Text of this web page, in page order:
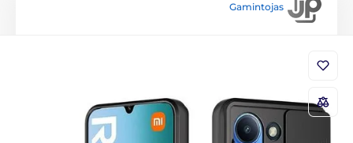
Gamintojas